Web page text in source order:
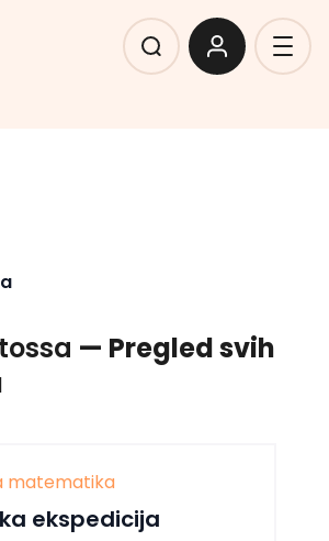
— Pregled svih
matematika
ekspedicija